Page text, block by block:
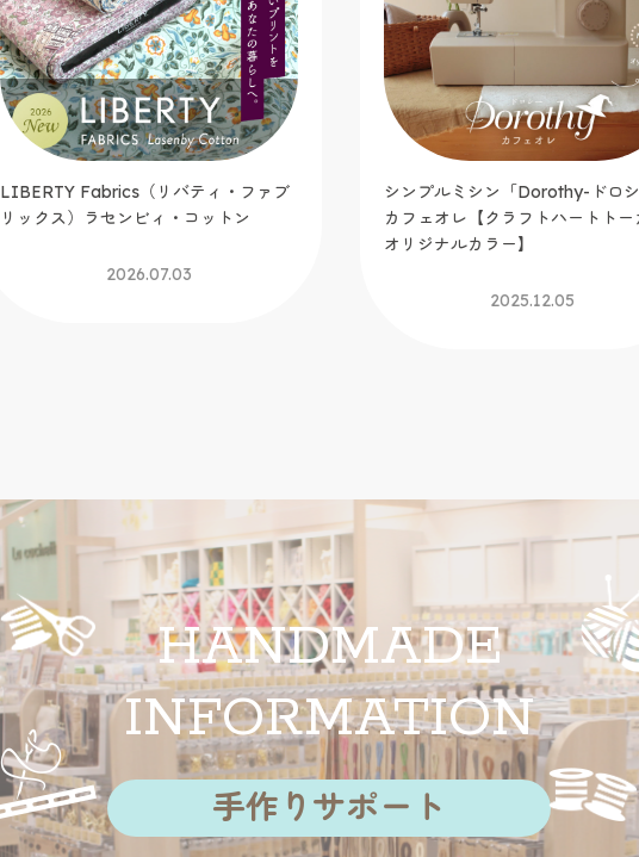
シンプルミシン「Dorothy-ドロシー-」
カフェオレ【クラフトハートトーカイ
手芸缶 feat.ドムドムハンバーガ
ニお裁縫缶セット）
HANDMADE
INFORMATION
手作りサポート